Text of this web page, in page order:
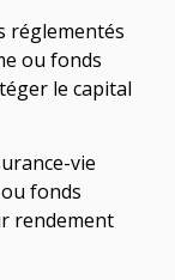
réglementés
ou fonds
le capital
vie
fonds
rendement